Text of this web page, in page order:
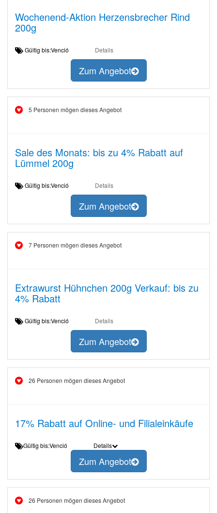
Wochenend-Aktion Herzensbrecher Rind
200g
Gültig bis:Venció Details
Zum Angebot
5 Personen mögen dieses Angebot
Sale des Monats: bis zu 4% Rabatt auf
Lümmel 200g
Gültig bis:Venció Details
Zum Angebot
7 Personen mögen dieses Angebot
Extrawurst Hühnchen 200g Verkauf: bis zu
4% Rabatt
Gültig bis:Venció Details
Zum Angebot
26 Personen mögen dieses Angebot
17% Rabatt auf Online- und Filialeinkäufe
Gültig bis:Venció Details
Zum Angebot
26 Personen mögen dieses Angebot